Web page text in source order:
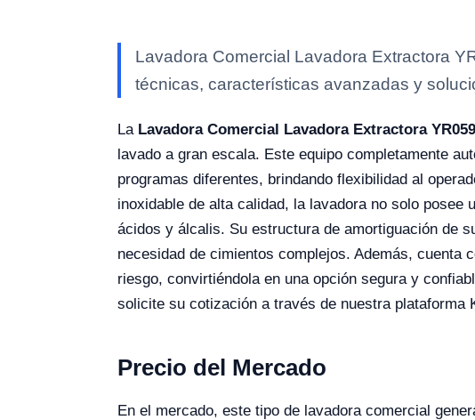
Lavadora Comercial Lavadora Extractora
técnicas, características avanzadas y
La Lavadora Comercial Lavadora Extractora
lavado a gran escala. Este equipo completamente
programas diferentes, brindando flexibilidad al
inoxidable de alta calidad, la lavadora no solo
ácidos y álcalis. Su estructura de amortiguación de
necesidad de cimientos complejos. Además, cuenta
riesgo, convirtiéndola en una opción segura y
solicite su cotización a través de nuestra plataforma
Precio del Mercado
En el mercado, este tipo de lavadora comercial